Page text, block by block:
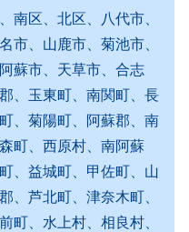
南区、北区、八代市、
市、山鹿市、菊池市、
蘇市、天草市、合志
、玉東町、南関町、長
、菊陽町、阿蘇郡、南
町、西原村、南阿蘇
、益城町、甲佐町、山
、芦北町、津奈木町、
町、水上村、相良村、